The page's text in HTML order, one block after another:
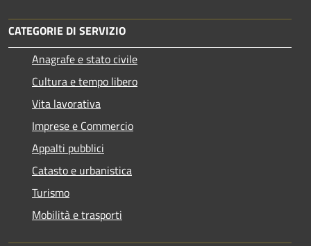
CATEGORIE DI SERVIZIO
Anagrafe e stato civile
Cultura e tempo libero
Vita lavorativa
Imprese e Commercio
Appalti pubblici
Catasto e urbanistica
Turismo
Mobilità e trasporti